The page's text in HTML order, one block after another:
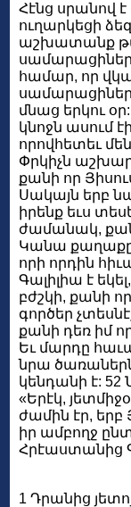
Հէնց սրանով է
ուղարկեցի
աշխատանք
համար, որ
մնաց երկու
կնոջն ասում
որովհետեւ
Փրկիչն
քանի որ
Սակայն երբ
իրենք եւս
ժամանակ,
Կանա
որի որդին
Գալիլիա է
բժշկի, քանի
գործեր
քանի դեռ իմ
Եւ մարդը
նրա
կենդանի է:
«Երէկ,
ժամին էր,
իր ամբողջ
Հրէաստանից
1 Դրանից